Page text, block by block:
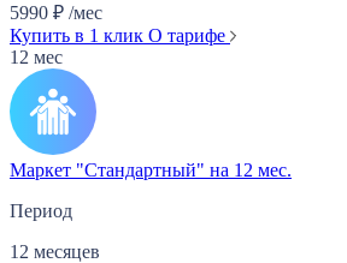
5990 ₽ /мес
Купить в 1 клик О тарифе
12 мес
Маркет "Стандартный" на 12 мес.
Период
12 месяцев